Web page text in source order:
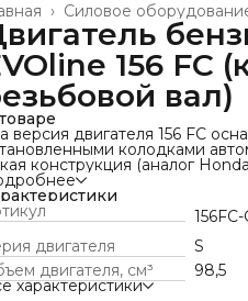
Силовое
›
156 FC
вал)
версия двигателя 156 FC
колодками
конструкция (аналог
оборудования, требующего
Резьбовой вал и
пользователю
без рывков и
фланец расширяет
на технику.
двигателя
S
двигателя, cм³
98,5
характеристики